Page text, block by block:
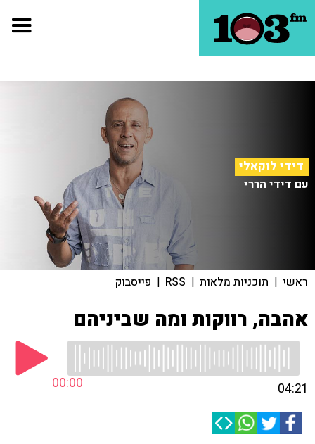
דידי לוקאלי
עם דידי הררי
ראשי | תוכניות מלאות |
RSS
| פייסבוק
אהבה, רווקות ומה שביניהם
00:00 04:21